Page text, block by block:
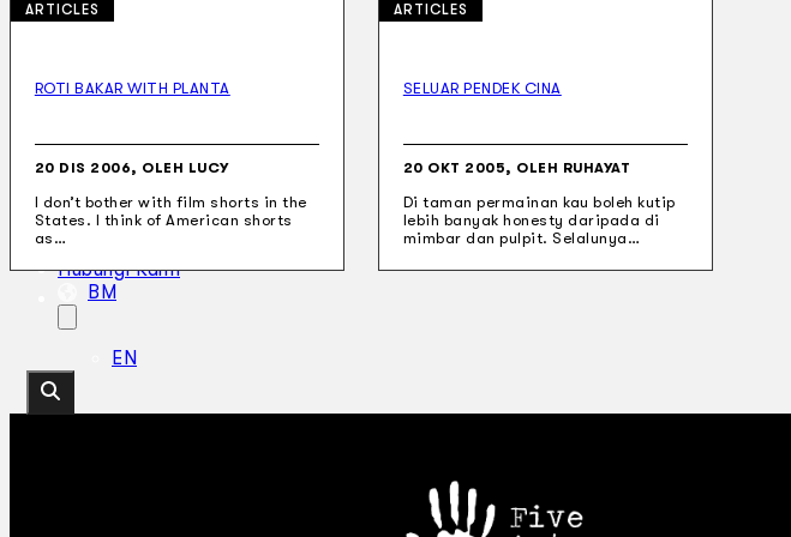
Teater
Tarian
Penapisan
Sejarah Lisan
Mengenai Kami
Hubungi Kami
BM
EN
ARTICLES
ROTI BAKAR WITH PLANTA
20 DIS 2006, OLEH LUCY
I don’t bother with film shorts in the
States. I think of American shorts
as…
ARTICLES
SELUAR PENDEK CINA
20 OKT 2005, OLEH RUHAYAT
Di taman permainan kau boleh kutip
lebih banyak honesty daripada di
mimbar dan pulpit. Selalunya…